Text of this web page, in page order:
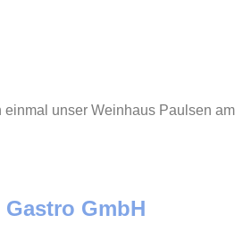
einmal unser Weinhaus Paulsen am
GmbH